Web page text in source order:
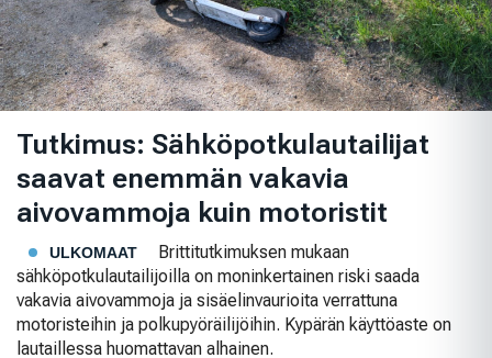
Tutkimus: Sähköpotkulautailijat
saavat enemmän vakavia
aivovammoja kuin motoristit
ULKOMAAT
Brittitutkimuksen mukaan
sähköpotkulautailijoilla on moninkertainen riski saada
vakavia aivovammoja ja sisäelinvaurioita verrattuna
motoristeihin ja polkupyöräilijöihin. Kypärän käyttöaste on
lautaillessa huomattavan alhainen.